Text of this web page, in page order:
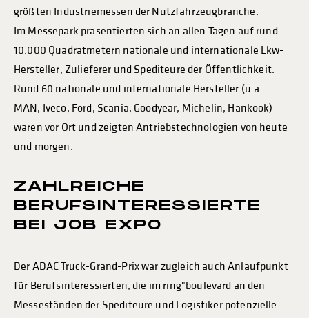
größten Industriemessen der Nutzfahrzeugbranche.
Im Messepark präsentierten sich an allen Tagen auf rund
10.000 Quadratmetern nationale und internationale Lkw-
Hersteller, Zulieferer und Spediteure der Öffentlichkeit.
Rund 60 nationale und internationale Hersteller (u.a.
MAN, Iveco, Ford, Scania, Goodyear, Michelin, Hankook)
waren vor Ort und zeigten Antriebstechnologien von heute
und morgen.
ZAHLREICHE
BERUFSINTERESSIERTE
BEI JOB EXPO
Der ADAC Truck-Grand-Prix war zugleich auch Anlaufpunkt
für Berufsinteressierten, die im ring°boulevard an den
Messeständen der Spediteure und Logistiker potenzielle